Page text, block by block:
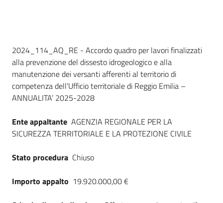
Piattaforme
telematiche
English
Dati del bando
2024_114_AQ_RE - Accordo quadro per lavori finalizzati
alla prevenzione del dissesto idrogeologico e alla
manutenzione dei versanti afferenti al territorio di
competenza dell’Ufficio territoriale di Reggio Emilia –
ANNUALITA’ 2025-2028
Ente appaltante AGENZIA REGIONALE PER LA
SICUREZZA TERRITORIALE E LA PROTEZIONE CIVILE
Stato procedura Chiuso
Importo appalto 19.920.000,00 €